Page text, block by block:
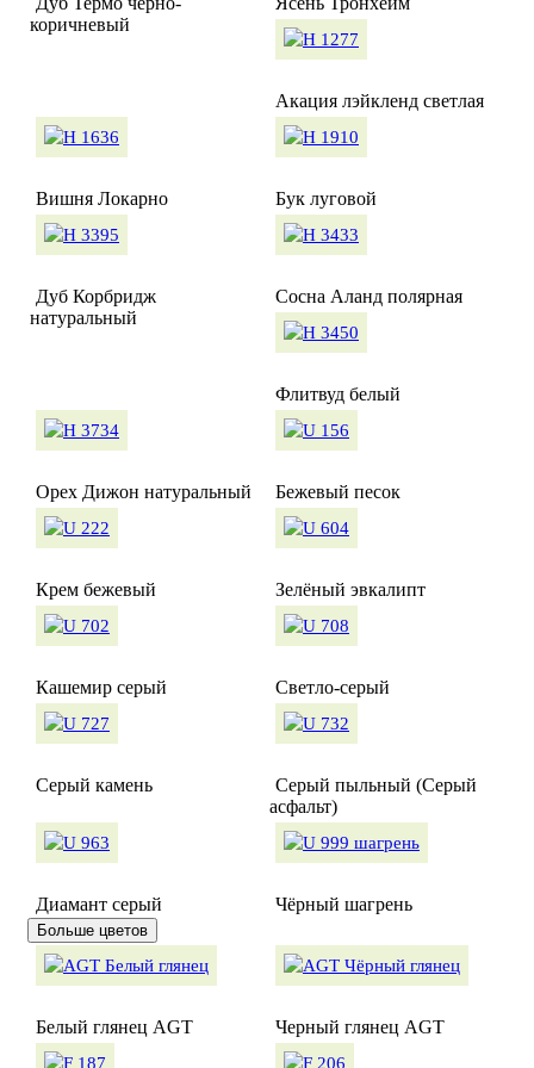
коричневый
Акация лэйкленд светлая
Вишня Локарно Бук луговой
Дуб Корбридж
натуральный
Сосна Аланд полярная
Флитвуд белый
Орех Дижон натуральный Бежевый песок
Крем бежевый Зелёный эвкалипт
Кашемир серый Светло-серый
Серый камень
Серый пыльный (Серый
асфальт)
Диамант серый Чёрный шагрень
Больше цветов
Белый глянец AGT Черный глянец AGT